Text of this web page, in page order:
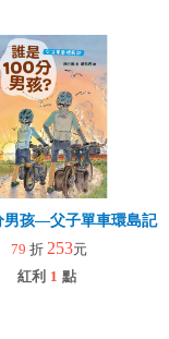
男孩—父子單車環島記
79 折 253元
紅利 1 點